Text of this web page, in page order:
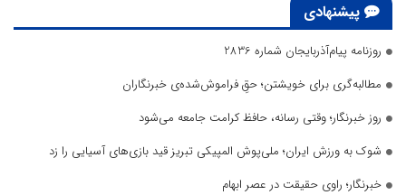
پیشنهادی
روزنامه پیام‌آذربایجان شماره 2836
مطالبه‌گری برای خویشتن؛ حقِ فراموش‌شده‌ی خبرنگاران
روز خبرنگار؛ وقتی رسانه، حافظ کرامت جامعه می‌شود
شوک به ورزش ایران؛ ملی‌پوش المپیکی تبریز قید بازی‌های آسیایی را زد
خبرنگار؛ راوی حقیقت در عصر ابهام